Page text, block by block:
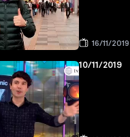
16/11/2019
10/11/2019